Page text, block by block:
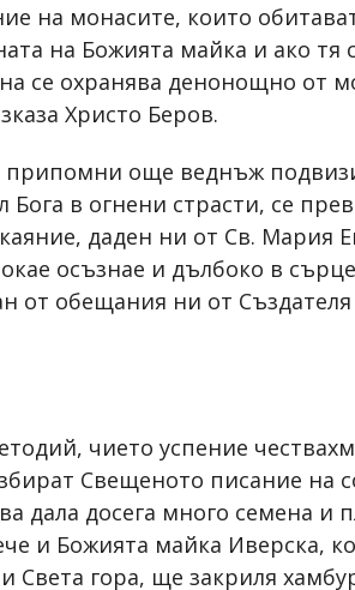
на монасите, които
на Божията майка и ако тя
се охранява денонощно от
Христо Беров.
припомни още веднъж
Бога в огнени страсти, се
даден ни от Св. Мария
осъзнае и дълбоко в
от обещания ни от
чието успение
Свещеното писание на
дала досега много семена и
и Божията майка Иверска,
гора, ще закриля